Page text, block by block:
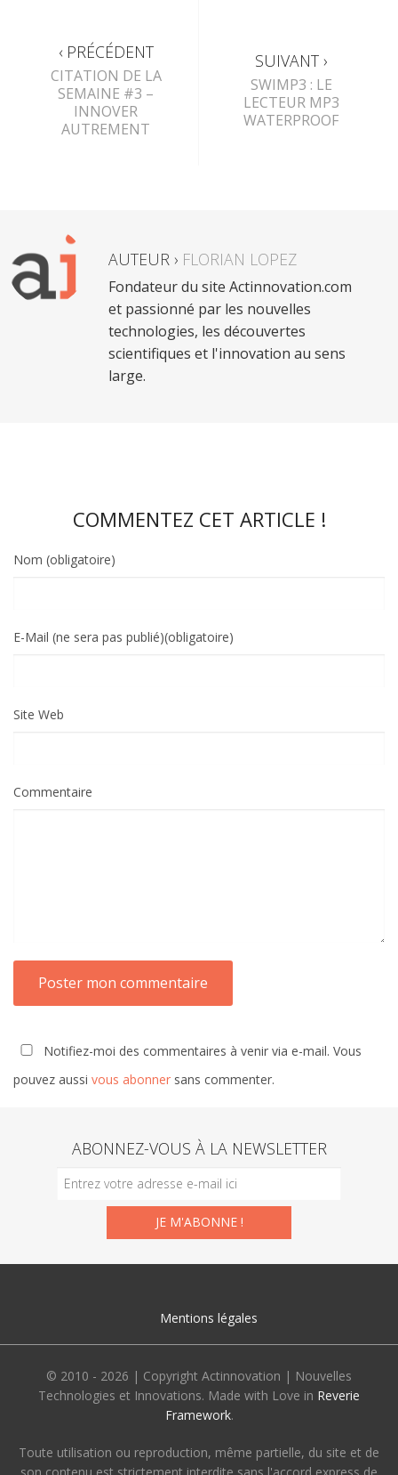
‹ PRÉCÉDENT
CITATION DE LA
SEMAINE #3 –
INNOVER
AUTREMENT
SUIVANT ›
SWIMP3 : LE
LECTEUR MP3
WATERPROOF
AUTEUR › FLORIAN LOPEZ
Fondateur du site Actinnovation.com
et passionné par les nouvelles
technologies, les découvertes
scientifiques et l'innovation au sens
large.
COMMENTEZ CET ARTICLE !
Nom (obligatoire)
E-Mail (ne sera pas publié)(obligatoire)
Site Web
Commentaire
Notifiez-moi des commentaires à venir via e-mail. Vous
pouvez aussi vous abonner sans commenter.
ABONNEZ-VOUS À LA NEWSLETTER
Mentions légales
© 2010 - 2026 | Copyright Actinnovation | Nouvelles
Technologies et Innovations. Made with Love in Reverie
Framework.
Toute utilisation ou reproduction, même partielle, du site et de